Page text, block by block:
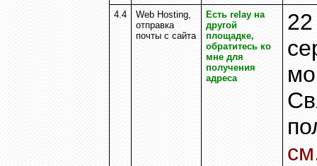
4 .4
Web Hosting,
отправка
почты с сайта
Есть relay на
другой
площадке,
обратитесь ко
мне для
получения
адреса
22